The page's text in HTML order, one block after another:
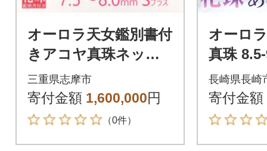
オーロラ天女鑑別書付
きアコヤ真珠ネック
レス・イヤリングセ
ット7.5～8.0ミリ
三重県志摩市
寄付金額 1,600,000円
（0件）
オーロ
真珠
クレス
パール
長崎県長崎
寄付金額